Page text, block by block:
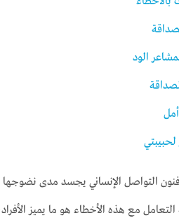
الود
التواصل الإنساني يجسد مدى
مع هذه الأخطاء هو ما يميز